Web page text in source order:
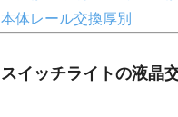
本体レール交換厚別
スイッチライトの液晶